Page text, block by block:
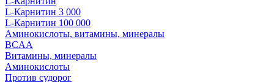
L-Карнитин 3 000
L-Карнитин 100 000
Аминокислоты, витамины, минералы
BCAA
Витамины, минералы
Аминокислоты
Против судорог